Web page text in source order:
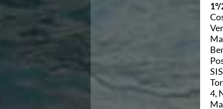
C. F. Milano
C. F. Napoli "Felice Scandone"
C.F. Palazzo del Nuoto Torino
4,